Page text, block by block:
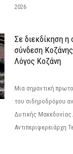
2026
Σε διεκδίκηση η
σύνδεση
Λόγος Κοζάνη
Μια σημαντική
του σιδηροδρόμου
Δυτικής
Αντιπεριφερειάρχη